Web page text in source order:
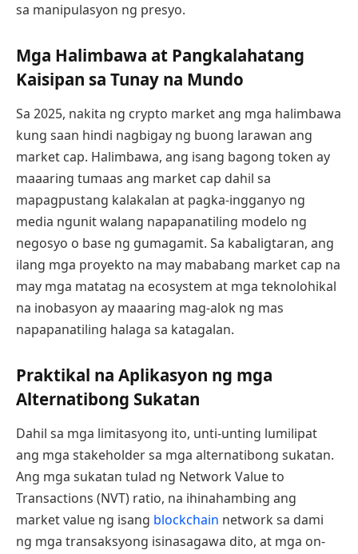
sa manipulasyon ng presyo.
Mga Halimbawa at Pangkalahatang
Kaisipan sa Tunay na Mundo
Sa 2025, nakita ng crypto market ang mga halimbawa
kung saan hindi nagbigay ng buong larawan ang
market cap. Halimbawa, ang isang bagong token ay
maaaring tumaas ang market cap dahil sa
mapagpustang kalakalan at pagka-ingganyo ng
media ngunit walang napapanatiling modelo ng
negosyo o base ng gumagamit. Sa kabaligtaran, ang
ilang mga proyekto na may mababang market cap na
may mga matatag na ecosystem at mga teknolohikal
na inobasyon ay maaaring mag-alok ng mas
napapanatiling halaga sa katagalan.
Praktikal na Aplikasyon ng mga
Alternatibong Sukatan
Dahil sa mga limitasyong ito, unti-unting lumilipat
ang mga stakeholder sa mga alternatibong sukatan.
Ang mga sukatan tulad ng Network Value to
Transactions (NVT) ratio, na ihinahambing ang
market value ng isang blockchain network sa dami
ng mga transaksyong isinasagawa dito, at mga on-